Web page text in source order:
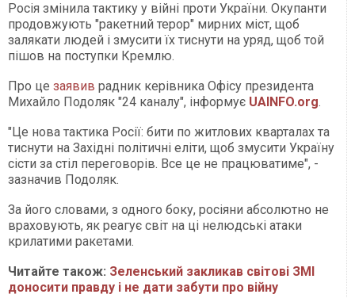
Росія змінила тактику у війні проти України. Окупанти
продовжують "ракетний терор" мирних міст, щоб
залякати людей і змусити їх тиснути на уряд, щоб той
пішов на поступки Кремлю.
Про це заявив радник керівника Офісу президента
Михайло Подоляк "24 каналу", інформує UAINFO.org.
"Це нова тактика Росії: бити по житлових кварталах та
тиснути на Західні політичні еліти, щоб змусити Україну
сісти за стіл переговорів. Все це не працюватиме", -
зазначив Подоляк.
За його словами, з одного боку, росіяни абсолютно не
враховують, як реагує світ на ці нелюдські атаки
крилатими ракетами.
Читайте також: Зеленський закликав світові ЗМІ
доносити правду і не дати забути про війну